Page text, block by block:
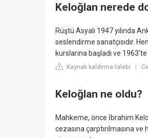
Keloğlan nerede
Rüştü Asyalı 1947 yılında
seslendirme sanatçısıdır.
kurslarına başladı ve
Kaynak kaldırma talebi |
Keloğlan ne oldu?
Mahkeme, önce İbrahim
cezasına çarptırılmasına ve